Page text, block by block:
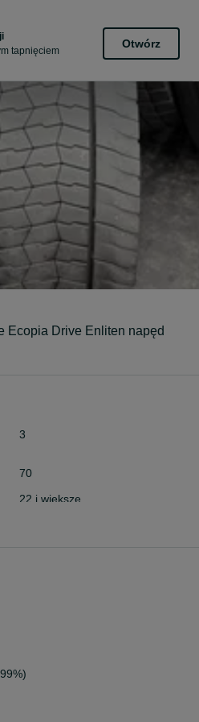
tapnięciem
Otwórz
Ecopia Drive Enliten napęd
3
70
22 i większe
modelu. Podana cena brutto za